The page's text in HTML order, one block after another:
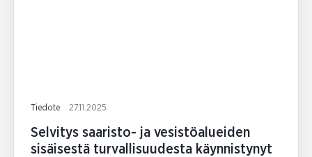
Tiedote 27.11.2025
Selvitys saaristo- ja vesistöalueiden
sisäisestä turvallisuudesta käynnistynyt